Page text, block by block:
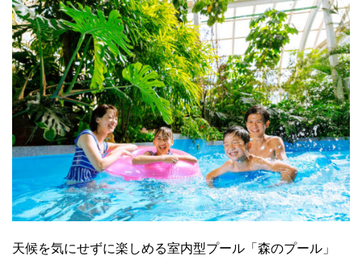
天候を気にせずに楽しめる室内型プール「森のプール」